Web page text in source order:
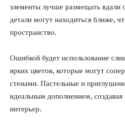
элементы лучше размещать вдали
детали могут находиться ближе,
пространство.
Ошибкой будет использование
ярких цветов, которые могут
стенами. Пастельные и
идеальным дополнением,
интерьер.